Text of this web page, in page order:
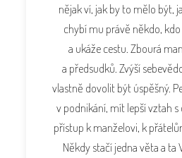
nějak ví, jak by to mělo být,
chybí mu právě někdo,
a ukáže cestu. Zbourá
a předsudků. Zvýší
vlastně dovolit být úspěšný.
v podnikání, mít lepší vztah
přístup k manželovi, k
Někdy stačí jedna věta a ta